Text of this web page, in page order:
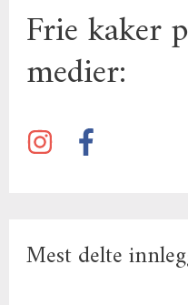
Frie kaker
medier:
Mest delte